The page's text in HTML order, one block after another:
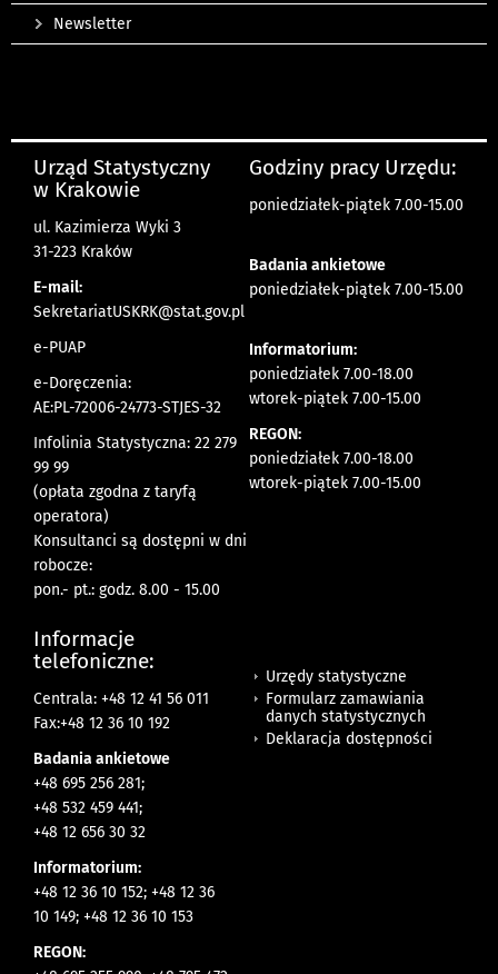
Newsletter
Urząd Statystyczny
w Krakowie
ul. Kazimierza Wyki 3
31-223 Kraków
E-mail:
SekretariatUSKRK@stat.gov.pl
e-PUAP
e-Doręczenia:
AE:PL-72006-24773-STJES-32
Infolinia Statystyczna: 22 279
99 99
(opłata zgodna z taryfą
operatora)
Konsultanci są dostępni w dni
robocze:
pon.- pt.: godz. 8.00 - 15.00
Godziny pracy Urzędu:
poniedziałek-piątek 7.00-15.00
Badania ankietowe
poniedziałek-piątek 7.00-15.00
Informatorium:
poniedziałek 7.00-18.00
wtorek-piątek 7.00-15.00
REGON:
poniedziałek 7.00-18.00
wtorek-piątek 7.00-15.00
Informacje
telefoniczne:
Centrala: +48 12 41 56 011
Fax:+48 12 36 10 192
Badania ankietowe
+48 695 256 281;
+48 532 459 441;
+48 12 656 30 32
Informatorium:
+48 12 36 10 152; +48 12 36
10 149; +48 12 36 10 153
REGON:
Urzędy statystyczne
Formularz zamawiania
danych statystycznych
Deklaracja dostępności